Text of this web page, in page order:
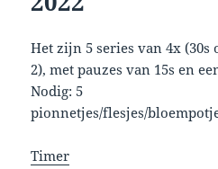
Het zijn 5 series van 4x (30s
2), met pauzes van 15s en
Nodig: 5
pionnetjes/flesjes/
Timer